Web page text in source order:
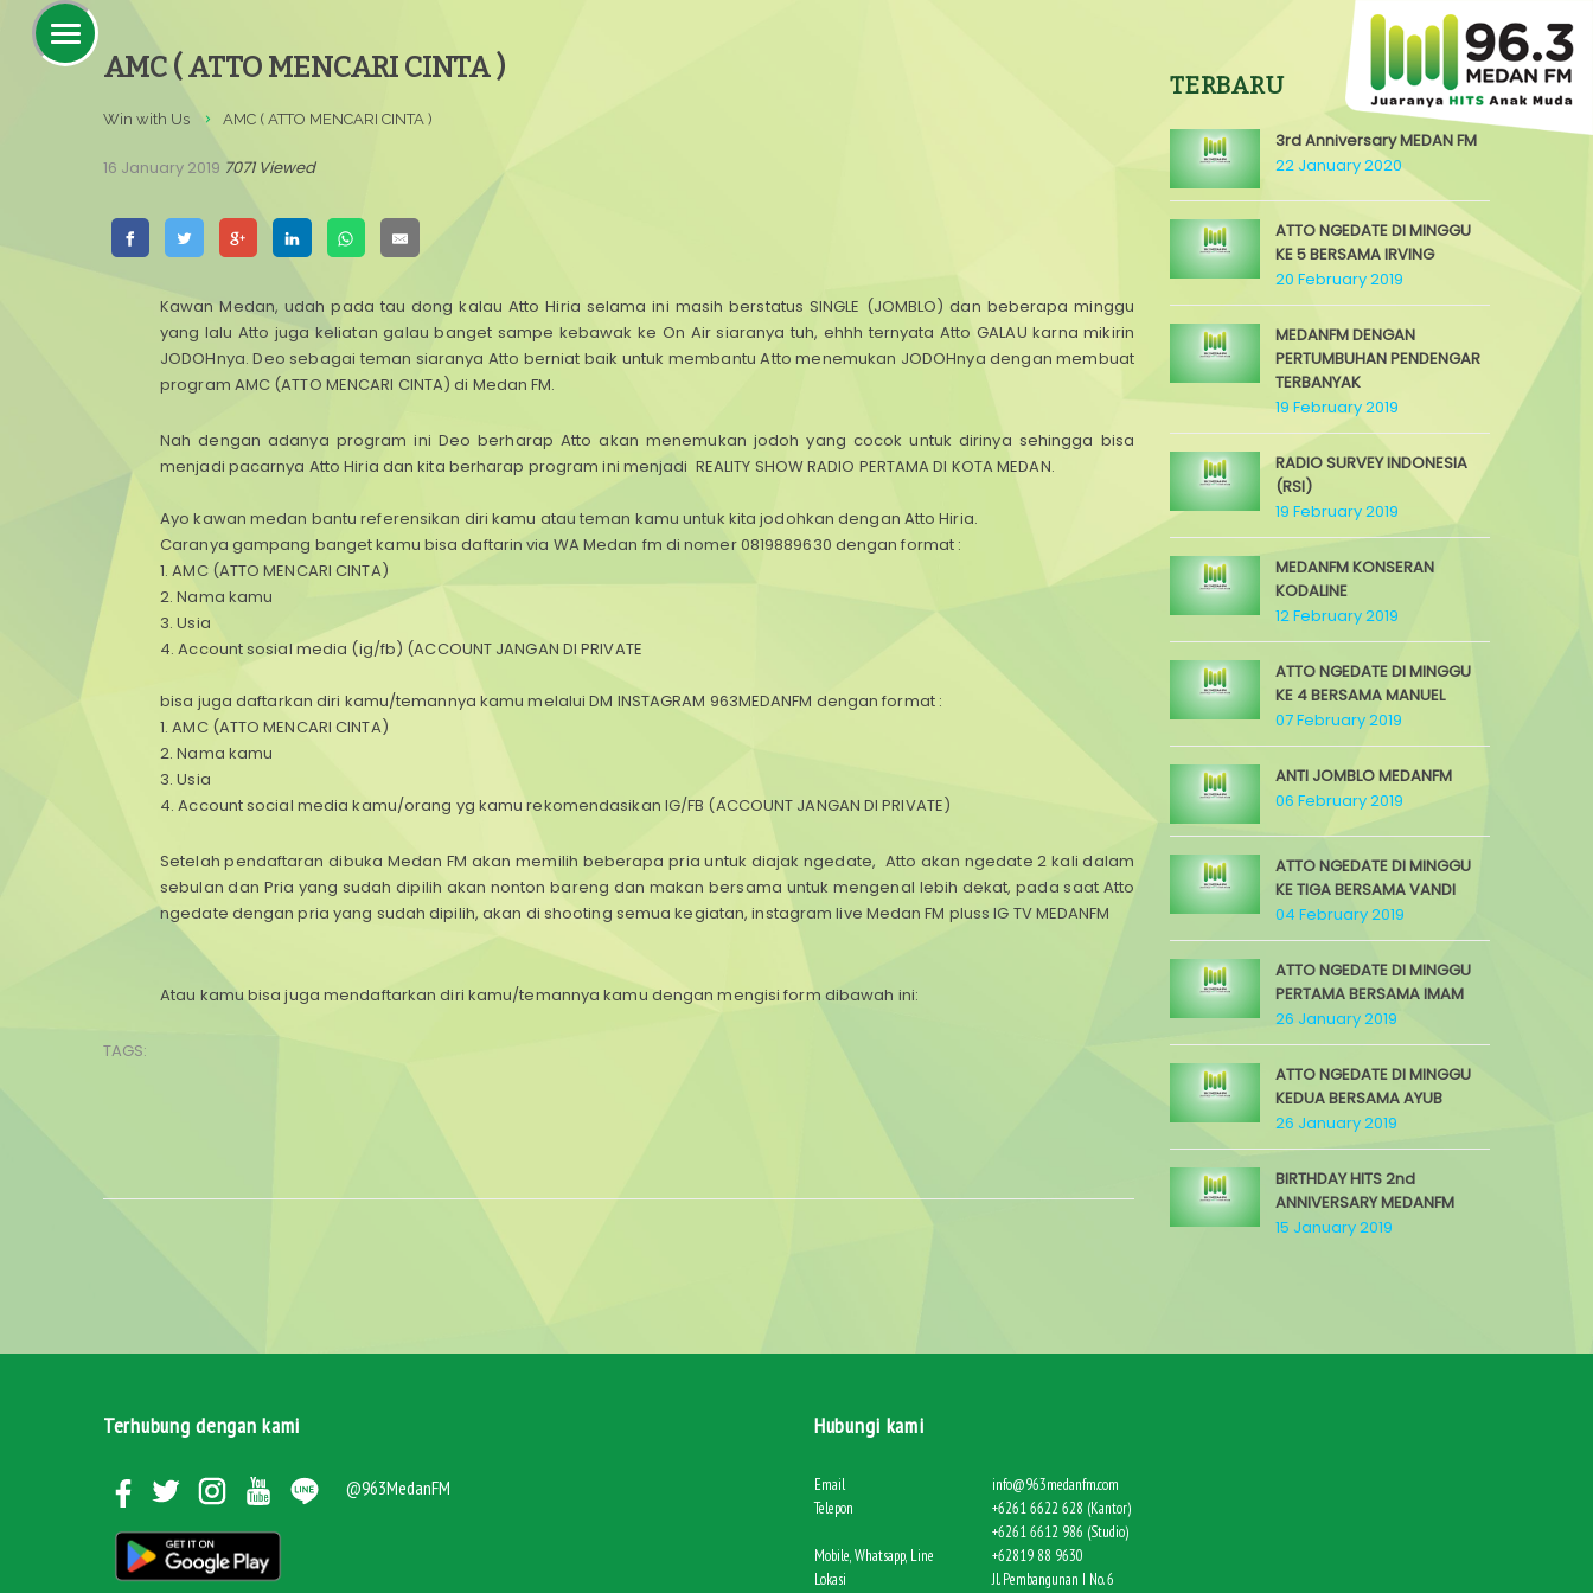
AMC ( ATTO MENCARI CINTA )
Win with Us AMC ( ATTO MENCARI CINTA )
16 January 2019 7071 Viewed
Kawan Medan, udah pada tau dong kalau Atto Hiria selama ini masih berstatus SINGLE (JOMBLO) dan beberapa minggu
yang lalu Atto juga keliatan galau banget sampe kebawak ke On Air siaranya tuh, ehhh ternyata Atto GALAU karna mikirin
JODOHnya.Deo sebagai teman siaranya Atto berniat baik untuk membantu Atto menemukan JODOHnya dengan membuat
program AMC (ATTO MENCARI CINTA) di Medan FM.
Nah dengan adanya program ini Deo berharap Atto akan menemukan jodoh yang cocok untuk dirinya sehingga bisa
menjadi pacarnya Atto Hiria dan kita berharap program ini menjadi REALITY SHOW RADIO PERTAMA DI KOTA MEDAN.
Ayo kawan medan bantu referensikan diri kamu atau teman kamu untuk kita jodohkan dengan Atto Hiria.
Caranya gampang banget kamu bisa daftarin via WA Medan fm di nomer 0819889630 dengan format :
1. AMC (ATTO MENCARI CINTA)
2. Nama kamu
3. Usia
4. Account sosial media (ig/fb) (ACCOUNT JANGAN DI PRIVATE
bisa juga daftarkan diri kamu/temannya kamu melalui DM INSTAGRAM 963MEDANFM dengan format :
1. AMC (ATTO MENCARI CINTA)
2. Nama kamu
3. Usia
4. Account social media kamu/orang yg kamu rekomendasikan IG/FB (ACCOUNT JANGAN DI PRIVATE)
Setelah pendaftaran dibuka Medan FM akan memilih beberapa pria untuk diajak ngedate, Atto akan ngedate 2 kali dalam
sebulan dan Pria yang sudah dipilih akan nonton bareng dan makan bersama untuk mengenal lebih dekat, pada saat Atto
ngedate dengan pria yang sudah dipilih, akan di shooting semua kegiatan, instagram live Medan FM pluss IG TV MEDANFM
Atau kamu bisa juga mendaftarkan diri kamu/temannya kamu dengan mengisi form dibawah ini:
TAGS:
TERBARU
3rd Anniversary MEDAN FM
22 January 2020
ATTO NGEDATE DI MINGGU
KE 5 BERSAMA IRVING
20 February 2019
MEDANFM DENGAN
PERTUMBUHAN PENDENGAR
TERBANYAK
19 February 2019
RADIO SURVEY INDONESIA
(RSI)
19 February 2019
MEDANFM KONSERAN
KODALINE
12 February 2019
ATTO NGEDATE DI MINGGU
KE 4 BERSAMA MANUEL
07 February 2019
ANTI JOMBLO MEDANFM
06 February 2019
ATTO NGEDATE DI MINGGU
KE TIGA BERSAMA VANDI
04 February 2019
ATTO NGEDATE DI MINGGU
PERTAMA BERSAMA IMAM
26 January 2019
ATTO NGEDATE DI MINGGU
KEDUA BERSAMA AYUB
26 January 2019
BIRTHDAY HITS 2nd
ANNIVERSARY MEDANFM
15 January 2019
Terhubung dengan kami
@963MedanFM
Hubungi kami
Email
info@963medanfm.com
Telepon
+6261 6622 628 (Kantor)
+6261 6612 986 (Studio)
Mobile, Whatsapp, Line
+62819 88 9630
Lokasi
Jl. Pembangunan I No. 6